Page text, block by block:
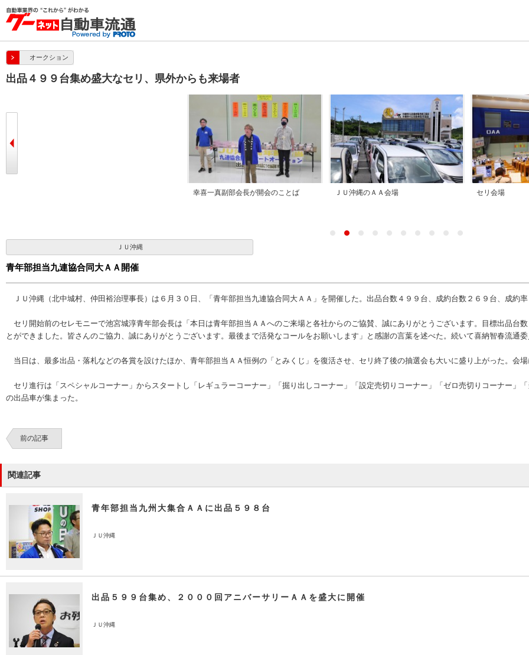
オークション
出品４９９台集め盛大なセリ、県外からも来場者
セリ会場 セリ開始前のセレモニー
ＪＵ沖縄
青年部担当九連協合同大ＡＡ開催
ＪＵ沖縄（北中城村、仲田裕治理事長）は６月３０日、「青年部担当九連協合同大ＡＡ」を開催した。出品台数４９９台、成約台数２６９台、成約
セリ開始前のセレモニーで池宮城淳青年部会長は「本日は青年部担当ＡＡへのご来場と各社からのご協賛、誠にありがとうございます。目標出品台
とができました。皆さんのご協力、誠にありがとうございます。最後まで活発なコールをお願いします」と感謝の言葉を述べた。続いて喜納智春流通委
当日は、最多出品・落札などの各賞を設けたほか、青年部担当ＡＡ恒例の「とみくじ」を復活させ、セリ終了後の抽選会も大いに盛り上がった。会場
セリ進行は「スペシャルコーナー」からスタートし「レギュラーコーナー」「掘り出しコーナー」「設定売切りコーナー」「ゼロ売切りコーナー」
の出品車が集まった。
前の記事
関連記事
青年部担当九州大集合ＡＡに出品５９８台
ＪＵ沖縄
出品５９９台集め、２０００回アニバーサリーＡＡを盛大に開催
ＪＵ沖縄